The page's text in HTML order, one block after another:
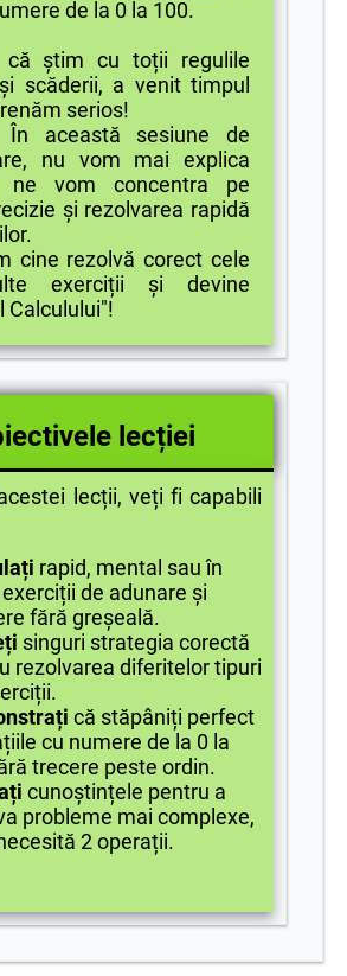
de la 0 la 100.
știm cu toții regulile
scăderii, a venit timpul
serios!
sesiune de
nu vom mai explica
ne vom concentra pe
și rezolvarea rapidă
cine rezolvă corect cele
exerciții și devine
Calculului"!
lecției
lecții, veți fi capabili
rapid, mental sau în
de adunare și
fără greșeală.
singuri strategia corectă
rezolvarea diferitelor tipuri
că stăpâniți perfect
cu numere de la 0 la
trecere peste ordin.
cunoștințele pentru a
probleme mai complexe,
2 operații.